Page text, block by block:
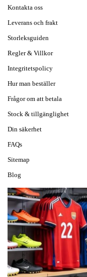
Kontakta oss
Leverans och frakt
Storleksguiden
Regler & Villkor
Integritetspolicy
Hur man beställer
Frågor om att betala
Stock & tillgänglighet
Din säkerhet
FAQs
Sitemap
Blog